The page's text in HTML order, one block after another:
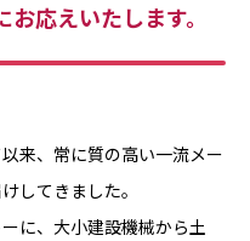
応えいたします。
来、常に質の高い一流メー
してきました。
に、大小建設機械から土